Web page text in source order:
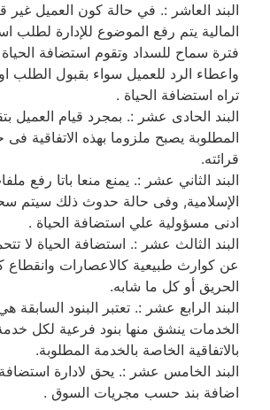
البند العاشر :. في حالة كون العميل غير
المالية يتم رفع الموضوع للإدارة لطلب
فترة سماح للسداد وتقوم استضافة
واعطاء الرد للعميل سواء بقبول
تراه استضافة الحياة .
البند الحادى عشر :. بمجرد قيام العميل
المطلوبة يصبح ملزوما بهذه الاتفاقية فى
قرائته.
البند الثاني عشر :. يمنع منعا باتا رفع
الإسلامية, وفى حالة حدوث ذلك سيتم
ادنى مسؤولية علي استضافة الحياة .
البند الثالث عشر :. استضافة الحياة لا
عن كوارث طبيعية كالاعصارات وانقطاع
الحريق أو كل ما شابه.
البند الرابع عشر :. تعتبر البنود السابقة
الخدمات ينشق منها بنود فرعية لكل
بالاتفاقية الخاصة بالخدمة المطلوبة.
البند الخامس عشر :. يحق لادارة استضافة
اضافة بند حسب مجريات السوق .